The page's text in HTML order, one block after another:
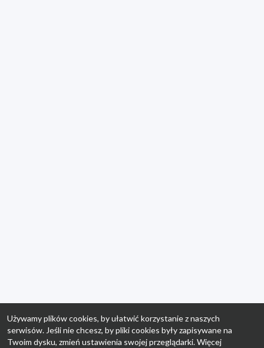
Używamy plików cookies, by ułatwić korzystanie z naszych
serwisów. Jeśli nie chcesz, by pliki cookies były zapisywane na
Twoim dysku, zmień ustawienia swojej przeglądarki. Więcej